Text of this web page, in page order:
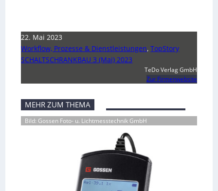
22. Mai 2023
Workflow, Prozesse & Dienstleistungen,TopStory
SCHALTSCHRANKBAU 3 (Mai) 2023
TeDo Verlag GmbH
Zur Firmenwebsite
MEHR ZUM THEMA
Bild: Gossen Foto- u. Lichtmesstechnik GmbH